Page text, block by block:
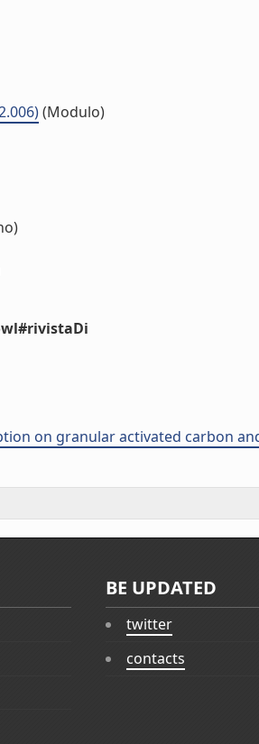
(Modulo)
on granular activated carbon
BE UPDATED
twitter
contacts